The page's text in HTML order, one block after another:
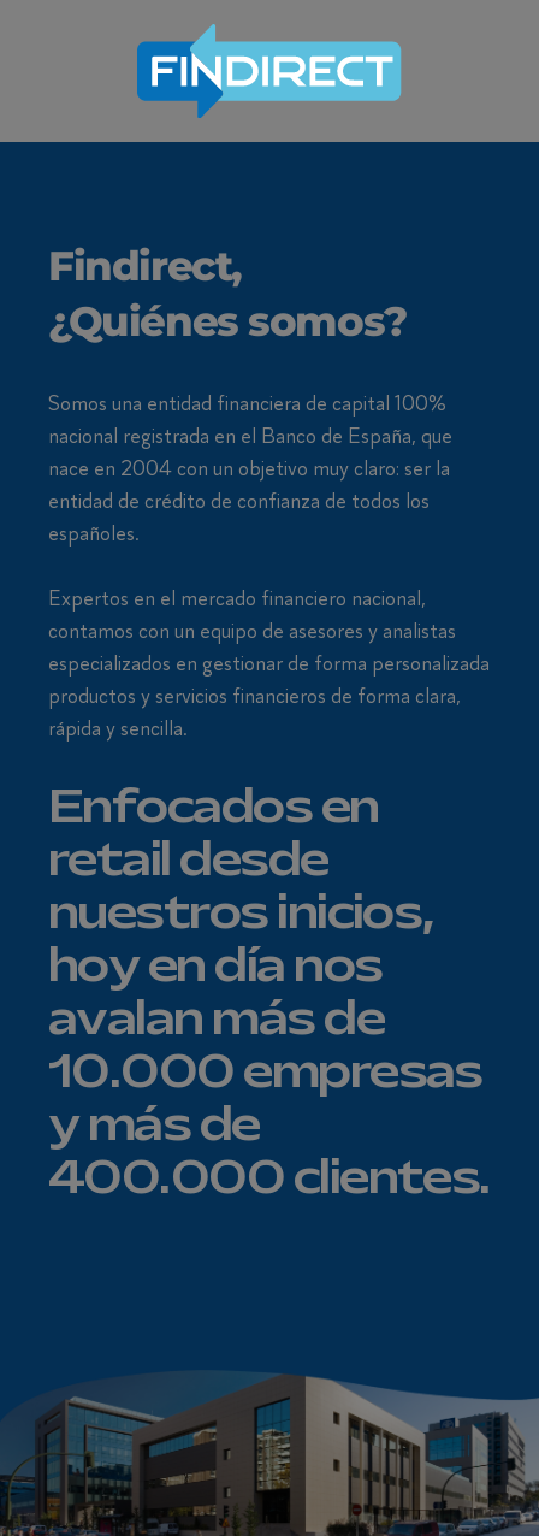
Findirect,
¿Quiénes somos?
Somos una entidad financiera de capital 100%
nacional registrada en el Banco de España, que
nace en 2004 con un objetivo muy claro: ser la
entidad de crédito de confianza de todos los
españoles.
Expertos en el mercado financiero nacional,
contamos con un equipo de asesores y analistas
especializados en gestionar de forma personalizada
productos y servicios financieros de forma clara,
rápida y sencilla.
Enfocados en
retail desde
nuestros inicios,
hoy en día nos
avalan más de
10.000 empresas
y más de
400.000 clientes.